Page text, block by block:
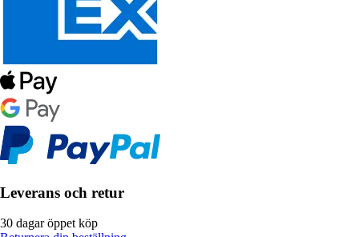
Leverans och retur
30 dagar öppet köp